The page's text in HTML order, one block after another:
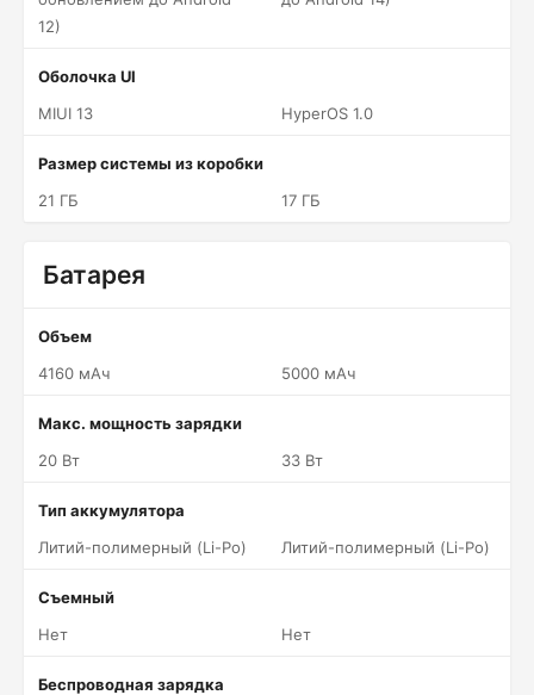
12)
Оболочка UI
MIUI 13
HyperOS 1.0
Размер системы из коробки
21 ГБ
17 ГБ
Батарея
Объем
4160 мАч
5000 мАч
Макс. мощность зарядки
20 Вт
33 Вт
Тип аккумулятора
Литий-полимерный (Li-Po)
Литий-полимерный (Li-Po)
Съемный
Нет
Нет
Беспроводная зарядка